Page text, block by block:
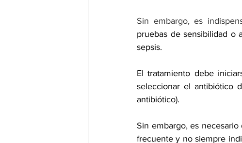
Sin embargo, es
pruebas de sensibilidad o
sepsis.
El tratamiento debe
seleccionar el antibiótico
antibiótico).
Sin embargo, es
frecuente y no siempre